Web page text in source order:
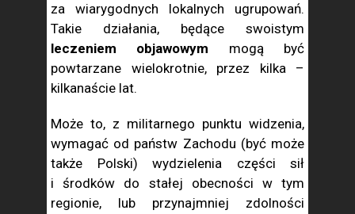
za wiarygodnych lokalnych ugrupowań.
Takie działania, będące swoistym
leczeniem objawowym mogą być
powtarzane wielokrotnie, przez kilka –
kilkanaście lat.
Może to, z militarnego punktu widzenia,
wymagać od państw Zachodu (być może
także Polski) wydzielenia części sił
i środków do stałej obecności w tym
regionie, lub przynajmniej zdolności